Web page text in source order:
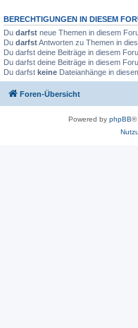
BERECHTIGUNGEN IN DIESEM
Du darfst neue Themen in diesem
Du darfstAntworten zu Themen in
Du darfst deine Beiträge in diesem
Du darfst deine Beiträge in diesem
Du darfst keine Dateianhänge in
Foren-Übersicht
Powered by phpBB®